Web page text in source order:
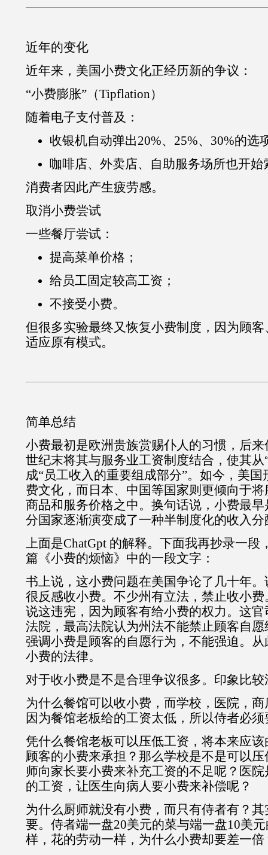
近年的变化
近年来，美国小费文化正经历新的争议：
“小费膨胀”（Tipflation）
随着电子支付普及：
收银机自动弹出20%、25%、30%的选
咖啡店、外卖店、自助服务场所也开始
消费者因此产生疲劳感。
取消小费尝试
一些餐厅尝试：
提高菜单价格；
给员工固定较高工资；
不接受小费。
但很多实验最终又恢复小费制度，因为顾
适应原有模式。
简单总结
小费最初是欧洲贵族赏赐仆人的习惯，后
世纪末将其与服务业工资制度结合，使其从
成“员工收入的重要组成部分”。如今，美
费文化，而日本、中国等国家则更倾向于
商品和服务价格之中。换句话说，小费最早
分国家逐渐演变成了一种半制度化的收入分
上面是ChatGpt 的解释。下面我再抄录一段
篇《小费的烦恼》中的一段文字：
书上说，这小费问题在美国争论了几十年
很反感收小费。不少州有立法，禁止收小
说这违宪，因为顾客有给小费的权力。这
法院，最高法院认为州法不能禁止顾客自
强调小费是顾客的自愿行为，不能强迫。
小费的法律。
对于收小费是不是合理争议很多。印象比
为什么餐馆可以收小费，而学校，医院，
因为餐馆老板给的工资太低，所以侍者必
凭什么餐馆老板可以压低工资，将本来应
顾客的小费来承担？那么学校是不是可以
师向家长要小费来补充工资的不足呢？医
的工资，让医生向病人要小费来补偿呢？
为什么厨师就没有小费，而只有侍者有？
要。侍者端一盘20美元的菜与端一盘10美
样，花的劳动一样，为什么小费却要差一倍